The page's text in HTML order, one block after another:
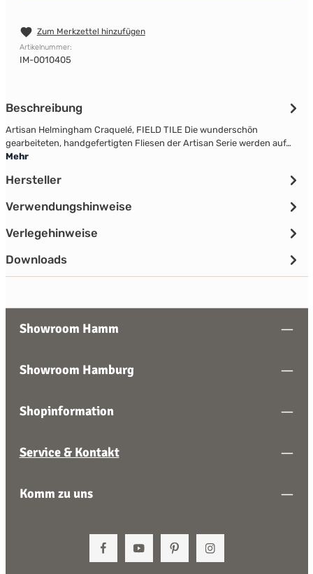
Zum Merkzettel hinzufügen
Artikelnummer:
IM-0010405
Beschreibung
Artisan Helmingham Craquelé, FIELD TILE Die wunderschön
gearbeiteten, handgefertigten Fliesen der Artisan Serie werden auf…
Mehr
Hersteller
Verwendungshinweise
Verlegehinweise
Downloads
Showroom Hamm
Showroom Hamburg
Shopinformation
Service & Kontakt
Komm zu uns